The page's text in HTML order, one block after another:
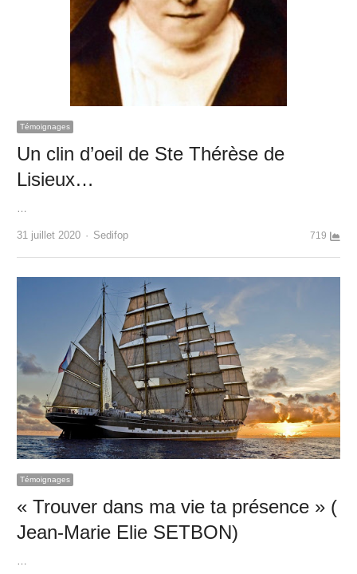
Témoignages
Un clin d’oeil de Ste Thérèse de
Lisieux…
31 juillet 2020 Author
Sedifop 719
Témoignages
« Trouver dans ma vie ta présence » (
Jean-Marie Elie SETBON)
…